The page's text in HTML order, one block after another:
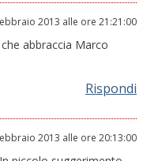
2013 alle ore 21:21:00
abbraccia Marco
Rispondi
2013 alle ore 20:13:00